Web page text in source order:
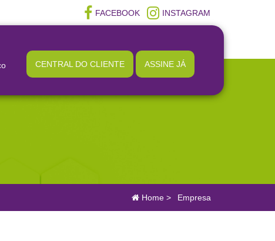
FACEBOOK INSTAGRAM
CENTRAL DO CLIENTE ASSINE JÁ
Home > Empresa